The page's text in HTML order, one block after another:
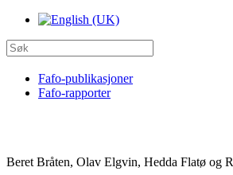
Fafo-publikasjoner
Fafo-rapporter
Beret Bråten, Olav Elgvin, Hedda Flatø og